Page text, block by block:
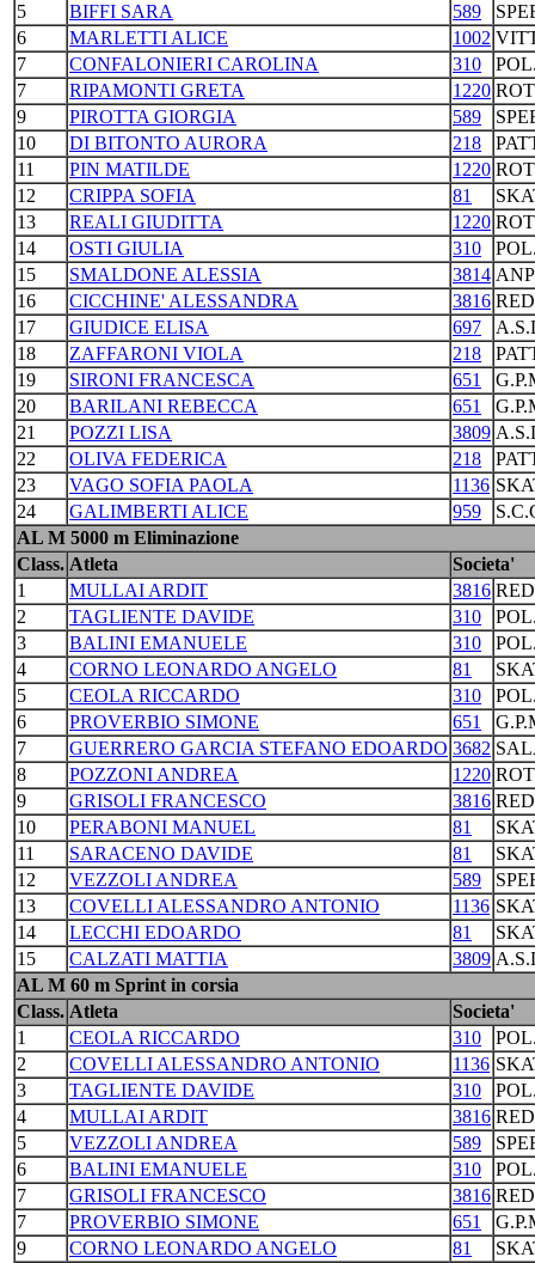
5
BIFFI SARA 589
6
MARLETTI ALICE 1002
7
CONFALONIERI CAROLINA 310
7
RIPAMONTI GRETA 1220
9
PIROTTA GIORGIA 589
10
DI BITONTO AURORA 218
11
PIN MATILDE 1220
12
CRIPPA SOFIA 81
13
REALI GIUDITTA 1220
14
OSTI GIULIA 310
15
SMALDONE ALESSIA 3814
16
CICCHINE' ALESSANDRA 3816
17
GIUDICE ELISA 697
18
ZAFFARONI VIOLA 218
19
SIRONI FRANCESCA 651
20
BARILANI REBECCA 651
21
POZZI LISA 3809
22
OLIVA FEDERICA 218
23
VAGO SOFIA PAOLA 1136
24
GALIMBERTI ALICE 959
AL M 5000 m Eliminazione
Class. Atleta
Societa'
1
MULLAI ARDIT 3816
2
TAGLIENTE DAVIDE 310
3
BALINI EMANUELE 310
4
CORNO LEONARDO ANGELO 81
5
CEOLA RICCARDO 310
6
PROVERBIO SIMONE 651
7
GUERRERO GARCIA STEFANO EDOARDO 3682
8
POZZONI ANDREA 1220
9
GRISOLI FRANCESCO 3816
10
PERABONI MANUEL 81
11
SARACENO DAVIDE 81
12
VEZZOLI ANDREA 589
13
COVELLI ALESSANDRO ANTONIO 1136
14
LECCHI EDOARDO 81
15
CALZATI MATTIA 3809
AL M 60 m Sprint in corsia
Class. Atleta
Societa'
1
CEOLA RICCARDO 310
2
COVELLI ALESSANDRO ANTONIO 1136
3
TAGLIENTE DAVIDE 310
4
MULLAI ARDIT 3816
5
VEZZOLI ANDREA 589
6
BALINI EMANUELE 310
7
GRISOLI FRANCESCO 3816
7
PROVERBIO SIMONE 651
9
CORNO LEONARDO ANGELO 81